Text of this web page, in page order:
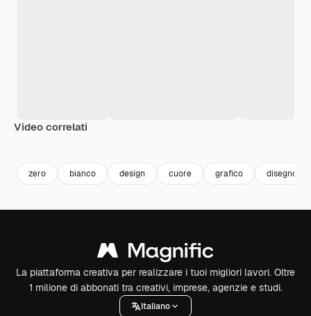
Video correlati
zero bianco design cuore grafico disegno
La piattaforma creativa per realizzare i tuoi migliori lavori. Oltre
1 milione di abbonati tra creativi, imprese, agenzie e studi.
Italiano